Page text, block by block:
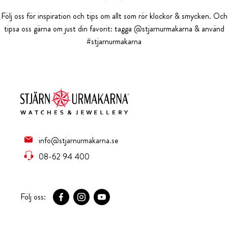
Följ oss för inspiration och tips om allt som rör klockor & smycken. Och
tipsa oss gärna om just din favorit: tagga @stjarnurmakarna & använd
#stjarnurmakarna
info@stjarnurmakarna.se
08-62 94 400
Följ oss: